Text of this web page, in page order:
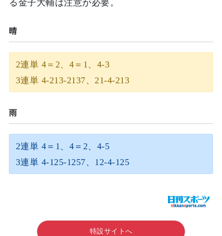
る金子大輔は注意が必要。
晴
2連単 4＝2、4＝1、4-3
3連単 4-213-2137、21-4-213
雨
2連単 4＝1、4＝2、4-5
3連単 4-125-1257、12-4-125
特設サイトへ